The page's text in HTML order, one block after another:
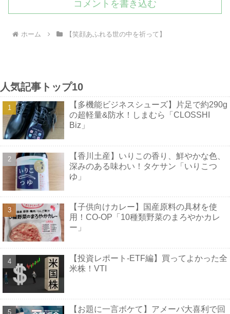
コメントを書き込む
ホーム 【笑顔あふれる世の中を祈って】
人気記事トップ10
【多機能ビジネスシューズ】片足で約290g
の超軽量&防水！しまむら「CLOSSHI
Biz」
【香川土産】いりこの香り、鮮やかな色、
深みのある味わい！タケサン「いりこつ
ゆ」
【子供向けカレー】国産原料の具材を使
用！CO-OP「10種類野菜のまろやかカレ
ー」
【投資レポート-ETF編】買ってよかった全
米株！VTI
【お題に一言ボケて】アメーバ大喜利で回